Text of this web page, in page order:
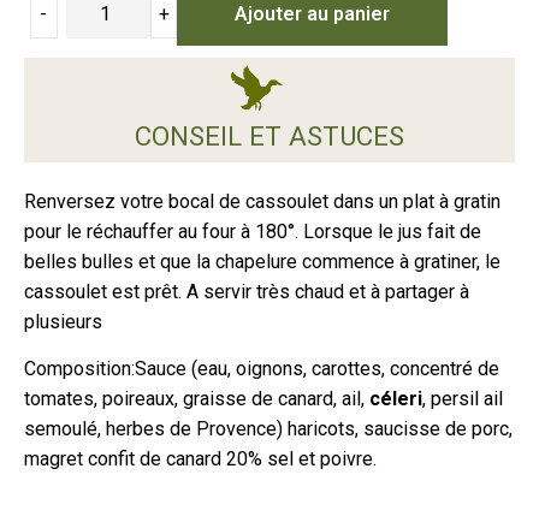
- + Ajouter au panier
CONSEIL ET ASTUCES
Renversez votre bocal de cassoulet dans un plat à gratin
pour le réchauffer au four à 180°. Lorsque le jus fait de
belles bulles et que la chapelure commence à gratiner, le
cassoulet est prêt. A servir très chaud et à partager à
plusieurs
Composition:Sauce (eau, oignons, carottes, concentré de
tomates, poireaux, graisse de canard, ail, céleri, persil ail
semoulé, herbes de Provence) haricots, saucisse de porc,
magret confit de canard 20% sel et poivre.